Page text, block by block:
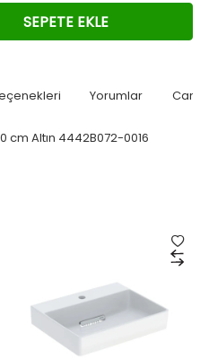
SEPETE EKLE
Yorumlar
cm Altın 4442B072-0016